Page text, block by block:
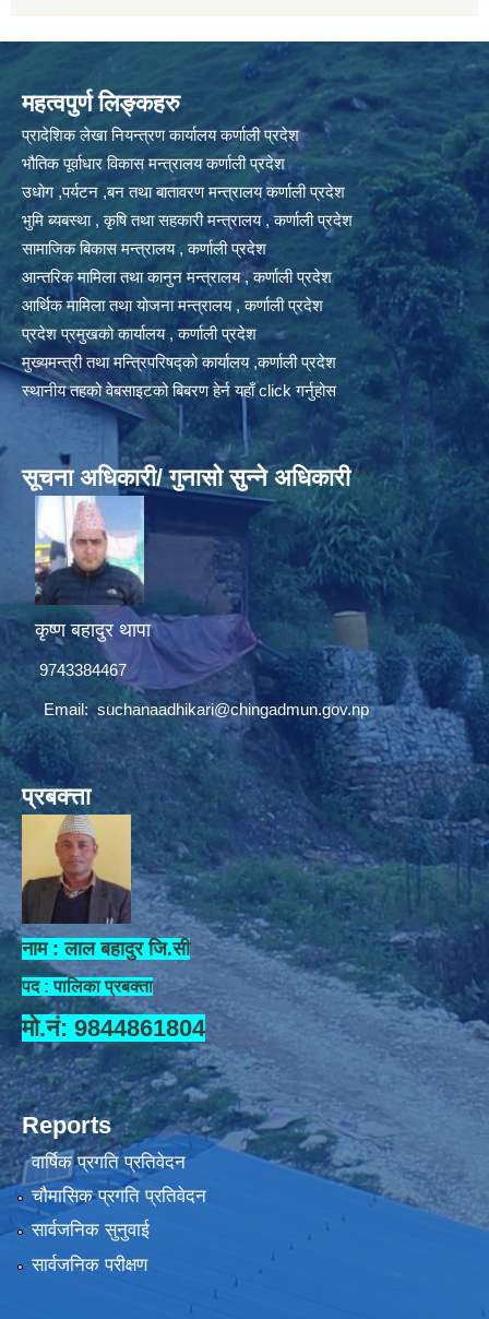
महत्वपुर्ण लिङ्कहरु
प्रादेशिक लेखा नियन्त्रण कार्यालय कर्णाली प्रदेश
भौतिक पूर्वाधार विकास मन्त्रालय कर्णाली प्रदेश
उधोग ,पर्यटन ,बन तथा बातावरण मन्त्रालय कर्णाली प्रदेश
भुमि ब्यबस्था , कृषि तथा सहकारी मन्त्रालय , कर्णाली प्रदेश
सामाजिक बिकास मन्त्रालय , कर्णाली प्रदेश
आन्तरिक मामिला तथा कानुन मन्त्रालय , कर्णाली प्रदेश
आर्थिक मामिला तथा योजना मन्त्रालय , कर्णाली प्रदेश
प्रदेश प्रमुखको कार्यालय , कर्णाली प्रदेश
मुख्यमन्त्री तथा मन्त्रिपरिषद्को कार्यालय ,कर्णाली प्रदेश
स्थानीय तहको वेबसाइटको बिबरण हेर्न यहाँ click गर्नुहोस
सूचना अधिकारी/ गुनासो सुन्ने अधिकारी
कृष्ण बहादुर थापा
9743384467
Email:suchanaadhikari@chingadmun.gov.np
प्रबक्त्ता
नाम : लाल बहादुर जि.सी
पद : पालिका प्रबक्ता
मो.नं: 9844861804
Reports
वार्षिक प्रगति प्रतिवेदन
चौमासिक प्रगति प्रतिवेदन
सार्वजनिक सुनुवाई
सार्वजनिक परीक्षण